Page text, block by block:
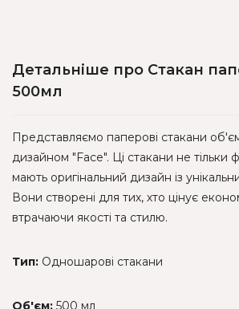
Детальніше про Стакан
500мл
Представляємо паперові стакани
дизайном "Face". Ці стакани не тільки
мають оригінальний дизайн із
Вони створені для тих, хто цінує
втрачаючи якості та стилю.
Тип: Одношарові стакани
Об'єм: 500 мл